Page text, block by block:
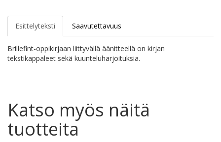
Esittelyteksti Saavutettavuus
Brillefint-oppikirjaan liittyvällä äänitteellä on kirjan
tekstikappaleet sekä kuunteluharjoituksia.
Katso myös näitä
tuotteita